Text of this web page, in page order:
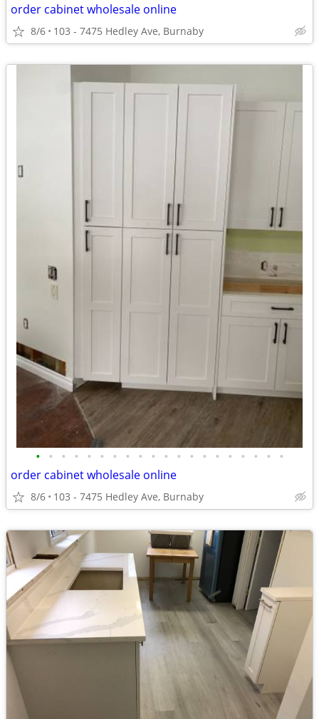
order cabinet wholesale online
8/6 103 - 7475 Hedley Ave, Burnaby
• • • • • • • • • • • • • • • • • • • •
order cabinet wholesale online
8/6 103 - 7475 Hedley Ave, Burnaby